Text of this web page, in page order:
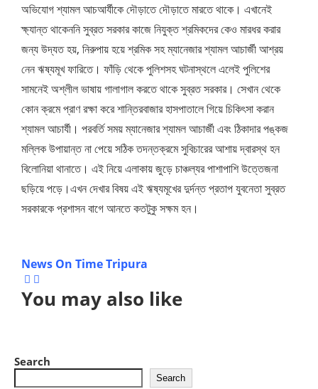
অভিযোগ শ্যামল আচআর্যীকে দৌড়াতে দৌড়াতে মারতে থাকে। এখানেই
ক্ষ্যান্ত থাকেননি সুব্রত সরকার কাজে নিযুক্ত শ্রমিকদের কেও মারধর করার
জন্য উদ্যত হয়, নিরুপায় হয়ে শ্রমিক সহ ম্যানেজার শ্যামল আচার্জী আশ্রয়
নেন ঋষ্যমূখ ফারিতে। ফাঁড়ি থেকে পুলিশসহ ঘটনাস্থলে এলেই পুলিশের
সামনেই অশ্লীল ভাষায় গালাগাল করতে থাকে সুব্রত সরকার। সেখান থেকে
কোন ক্রমে প্রাণ রক্ষা করে শান্তিরবাজার হাসপাতালে গিয়ে চিকিৎসা করান
শ্যামল আচার্যী। পরবর্তি সময় ম্যানেজার শ্যামল আচার্জী এবং ঠিকাদার পঙ্কজ
মল্লিক উপায়ান্ত না পেয়ে সঠিক তদন্তক্রমে সুবিচারের আশায় দ্বারস্থ হন
বিলোনিয়া থানাতে। এই নিয়ে এলাকায় জুড়ে চাঞ্চল্যর পাশাপাশি উত্তেজনা
ছড়িয়ে পড়ে।এখন দেখার বিষয় এই ঋষ্যমূখের দুর্দন্ত প্রতাপ যুবনেতা সুব্রত
সরকারকে প্রশাসন বাগে আনতে কতটুকু সক্ষম হন।
News On Time Tripura
You may also like
Search
Search